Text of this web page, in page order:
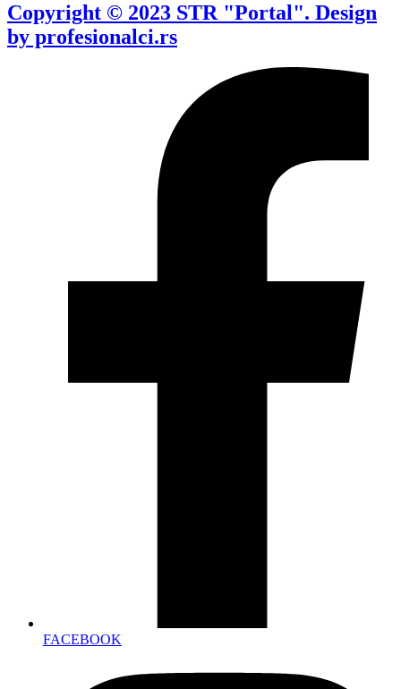
Copyright © 2023 STR "Portal". Design
by profesionalci.rs
FACEBOOK